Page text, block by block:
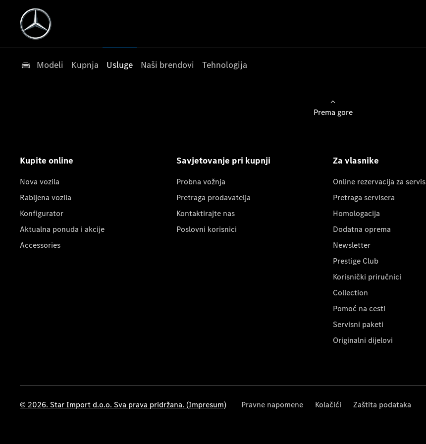
Modeli Kupnja Usluge Naši brendovi Tehnologija
Prema gore
Kupite online
Nova vozila
Rabljena vozila
Konfigurator
Aktualna ponuda i akcije
Accessories
Savjetovanje pri kupnji
Probna vožnja
Pretraga prodavatelja
Kontaktirajte nas
Poslovni korisnici
Za vlasnike
Online rezervacija za servis
Pretraga servisera
Homologacija
Dodatna oprema
Newsletter
Prestige Club
Korisnički priručnici
Collection
Pomoć na cesti
Servisni paketi
Originalni dijelovi
© 2026. Star Import d.o.o. Sva prava pridržana. (Impresum) Pravne napomene Kolačići Zaštita podataka